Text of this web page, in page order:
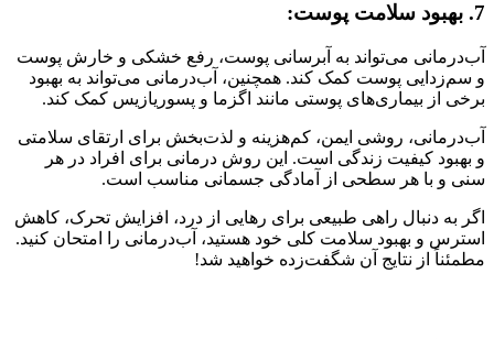
7. بهبود سلامت پوست:
آب‌درمانی می‌تواند به آبرسانی پوست، رفع خشکی و خارش پوست
و سم‌زدایی پوست کمک کند. همچنین، آب‌درمانی می‌تواند به بهبود
برخی از بیماری‌های پوستی مانند اگزما و پسوریازیس کمک کند.
آب‌درمانی، روشی ایمن، کم‌هزینه و لذت‌بخش برای ارتقای سلامتی
و بهبود کیفیت زندگی است. این روش درمانی برای افراد در هر
سنی و با هر سطحی از آمادگی جسمانی مناسب است.
اگر به دنبال راهی طبیعی برای رهایی از درد، افزایش تحرک، کاهش
استرس و بهبود سلامت کلی خود هستید، آب‌درمانی را امتحان کنید.
مطمئناً از نتایج آن شگفت‌زده خواهید شد!